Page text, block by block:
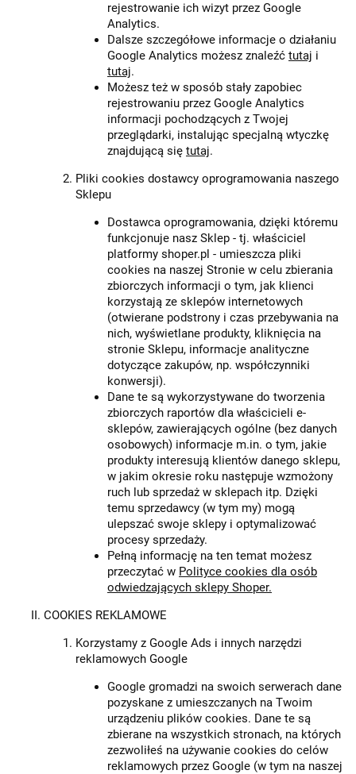
rejestrowanie ich wizyt przez Google
Analytics.
Dalsze szczegółowe informacje o działaniu
Google Analytics możesz znaleźć tutaj i
tutaj.
Możesz też w sposób stały zapobiec
rejestrowaniu przez Google Analytics
informacji pochodzących z Twojej
przeglądarki, instalując specjalną wtyczkę
znajdującą się tutaj.
Pliki cookies dostawcy oprogramowania naszego
Sklepu
Dostawca oprogramowania, dzięki któremu
funkcjonuje nasz Sklep - tj. właściciel
platformy shoper.pl - umieszcza pliki
cookies na naszej Stronie w celu zbierania
zbiorczych informacji o tym, jak klienci
korzystają ze sklepów internetowych
(otwierane podstrony i czas przebywania na
nich, wyświetlane produkty, kliknięcia na
stronie Sklepu, informacje analityczne
dotyczące zakupów, np. współczynniki
konwersji).
Dane te są wykorzystywane do tworzenia
zbiorczych raportów dla właścicieli e-
sklepów, zawierających ogólne (bez danych
osobowych) informacje m.in. o tym, jakie
produkty interesują klientów danego sklepu,
w jakim okresie roku następuje wzmożony
ruch lub sprzedaż w sklepach itp. Dzięki
temu sprzedawcy (w tym my) mogą
ulepszać swoje sklepy i optymalizować
procesy sprzedaży.
Pełną informację na ten temat możesz
przeczytać w Polityce cookies dla osób
odwiedzających sklepy Shoper.
COOKIES REKLAMOWE
Korzystamy z Google Ads i innych narzędzi
reklamowych Google
Google gromadzi na swoich serwerach dane
pozyskane z umieszczanych na Twoim
urządzeniu plików cookies. Dane te są
zbierane na wszystkich stronach, na których
zezwoliłeś na używanie cookies do celów
reklamowych przez Google (w tym na naszej